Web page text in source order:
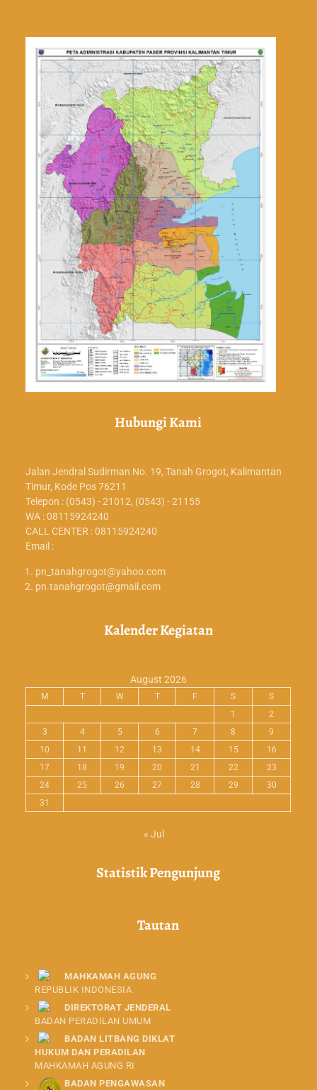
Hubungi Kami
Jalan Jendral Sudirman No. 19, Tanah Grogot, Kalimantan
Timur, Kode Pos 76211
Telepon : (0543) - 21012, (0543) - 21155
WA : 08115924240
CALL CENTER : 08115924240
Email :
pn_tanahgrogot@yahoo.com
pn.tanahgrogot@gmail.com
Kalender Kegiatan
August 2026
M T W T F S
S
1
2
3
4 5 6 7 8
9
10
11 12 13 14 15
16
17
18 19 20 21 22
23
24
25 26 27 28 29
30
31
« Jul
Statistik Pengunjung
Tautan
MAHKAMAH AGUNG
REPUBLIK INDONESIA
DIREKTORAT JENDERAL
BADAN PERADILAN UMUM
BADAN LITBANG DIKLAT
HUKUM DAN PERADILAN
MAHKAMAH AGUNG RI
BADAN PENGAWASAN